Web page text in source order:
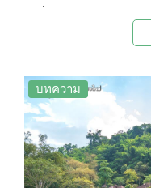
ในโลกยุคดึกดำบร
เที่ยวจะได้เดินชมค
ลัดเลาะไปตามลาน
น้ำพุร้อนเลดี้น็อกซ์
ราว 10-20 เมตร แ
ได้ยากยิ่ง
บทความ